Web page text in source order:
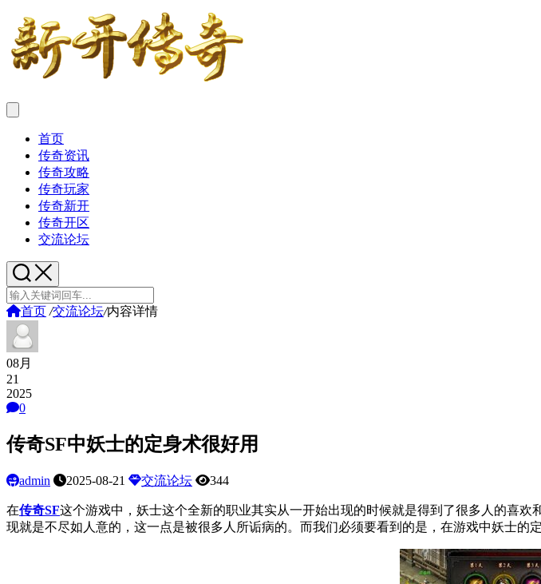
首页
传奇资讯
传奇攻略
传奇玩家
传奇新开
传奇开区
交流论坛
首页 /交流论坛/内容详情
08月
21
2025
0
传奇SF中妖士的定身术很好用
admin 2025-08-21 交流论坛 344
在传奇SF这个游戏中，妖士这个全新的职业其实从一开始出现的时候就是得到了很多人的喜
现就是不尽如人意的，这一点是被很多人所诟病的。而我们必须要看到的是，在游戏中妖士的